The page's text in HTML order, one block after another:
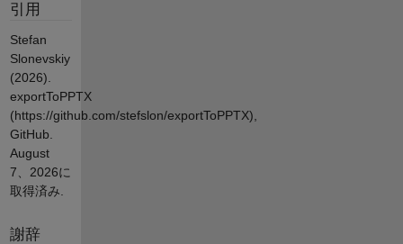
引用
Stefan
Slonevskiy
(2026).
exportToPPTX
(https://github.com/stefslon/exportToPPTX),
GitHub.
August
7、2026に
取得済み.
謝辞